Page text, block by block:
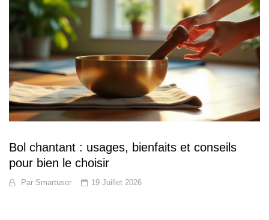
Bol chantant : usages, bienfaits et conseils
pour bien le choisir
Par Smartuser 19 Juillet 2026